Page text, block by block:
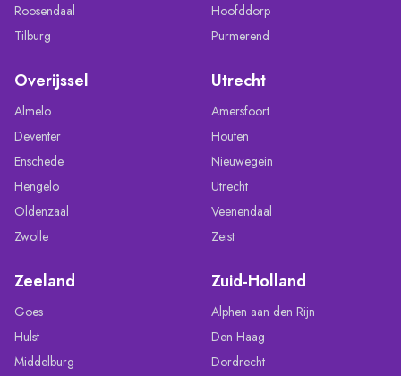
Roosendaal
Tilburg
Hoofddorp
Purmerend
Overijssel
Almelo
Deventer
Enschede
Hengelo
Oldenzaal
Zwolle
Utrecht
Amersfoort
Houten
Nieuwegein
Utrecht
Veenendaal
Zeist
Zeeland
Goes
Hulst
Middelburg
Zuid-Holland
Alphen aan den Rijn
Den Haag
Dordrecht